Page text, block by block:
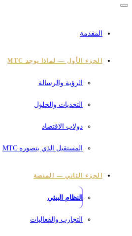
المقدمة
الجزء الأول — لماذا يوجد MTC
الرؤية والرسالة
التحديات والحلول
دولاب الاقتصاد
المستقبل الذي يتصوره MTC
الجزء الثاني — المنصة
النظام البيئي
التجارب والفعاليات